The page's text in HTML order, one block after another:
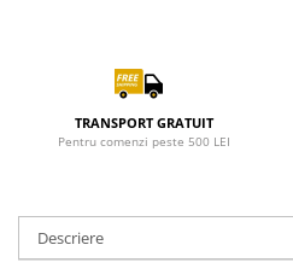
TRANSPORT GRATUIT
Pentru comenzi peste 500 LEI
Descriere